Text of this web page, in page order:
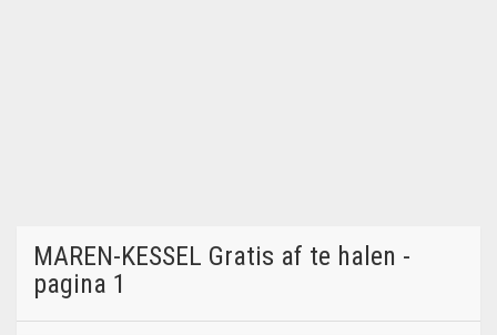
MAREN-KESSEL Gratis af te halen -
pagina 1